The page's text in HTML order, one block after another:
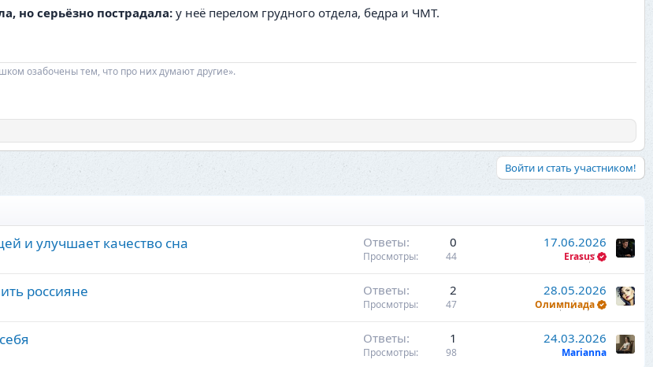
но серьёзно пострадала: у неё перелом грудного отдела, бедра и ЧМТ.
озабочены тем, что про них думают другие».
Войти и стать участником!
и улучшает качество сна Ответы 0
Просмотры 44
17.06.2026
Erasus
россияне Ответы 2
Просмотры 47
28.05.2026
Олимпиада
Ответы 1
Просмотры 98
24.03.2026
Marianna